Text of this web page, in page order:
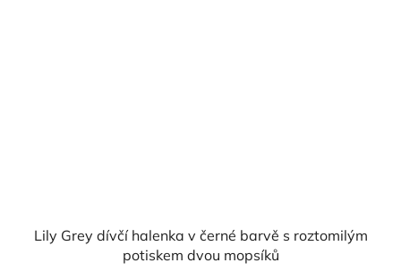
Lily Grey dívčí halenka v černé barvě s roztomilým
potiskem dvou mopsíků